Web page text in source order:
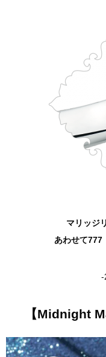
マリッジ
あわせて777
-
【Midnight